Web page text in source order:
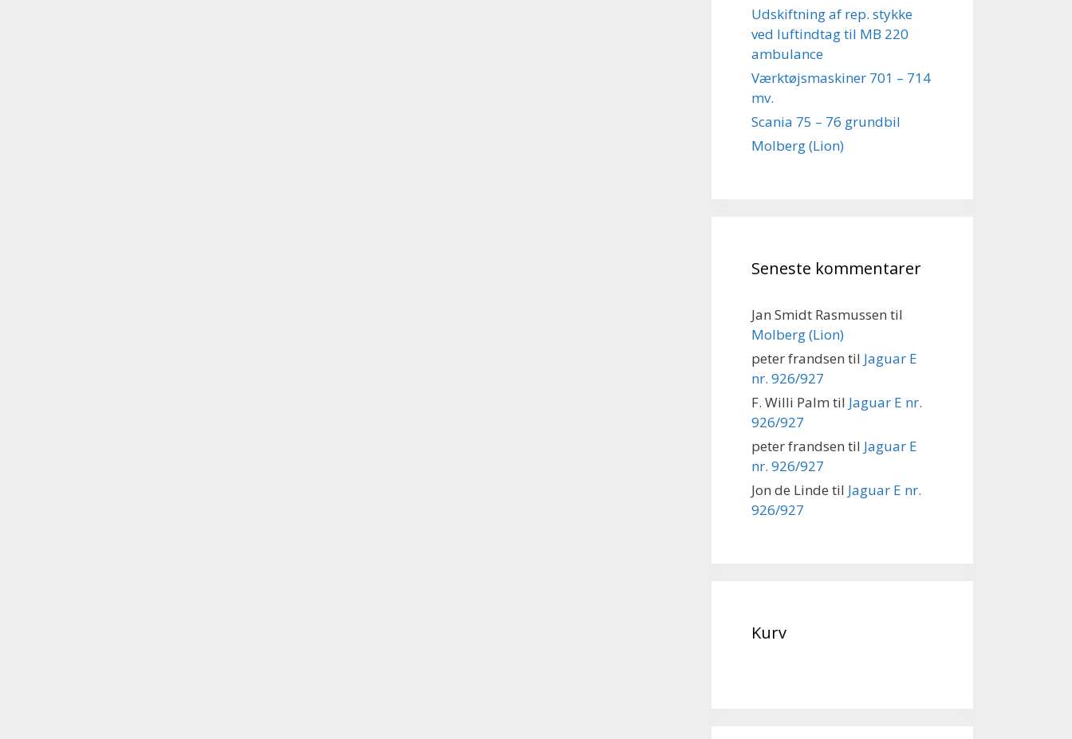
Udskiftning af rep. stykke
ved luftindtag til MB 220
ambulance
Værktøjsmaskiner 701 – 714
mv.
Scania 75 – 76 grundbil
Molberg (Lion)
Seneste kommentarer
Jan Smidt Rasmussen til
Molberg (Lion)
peter frandsen til Jaguar E
nr. 926/927
F. Willi Palm til Jaguar E nr.
926/927
peter frandsen til Jaguar E
nr. 926/927
Jon de Linde til Jaguar E nr.
926/927
Kurv